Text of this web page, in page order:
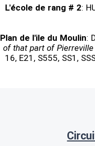
L'école de rang # 2:
Plan de l'ile du Moulin:
of that part of
16, E21, S555, SS1,